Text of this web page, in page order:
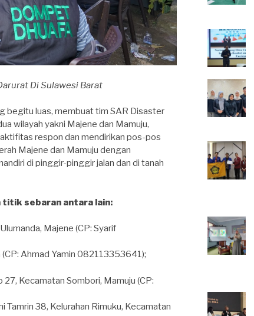
Di Sulawesi Barat
begitu luas, membuat tim SAR Disaster
wilayah yakni Majene dan Mamuju,
respon dan mendirikan pos-pos
Majene dan Mamuju dengan
di pinggir-pinggir jalan dan di tanah
titik sebaran antara lain:
Majene (CP: Syarif
Ahmad Yamin 082113353641);
Kecamatan Sombori, Mamuju (CP:
Tamrin 38, Kelurahan Rimuku, Kecamatan